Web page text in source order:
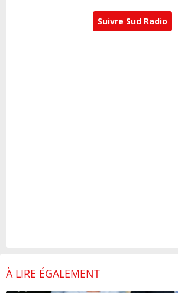
Suivre Sud Radio
À LIRE ÉGALEMENT